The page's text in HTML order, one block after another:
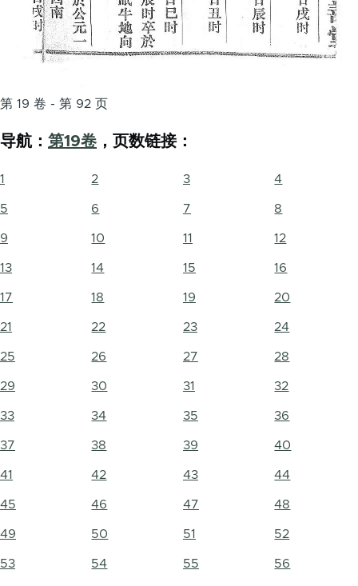
第 19 卷 - 第 92 页
导航： 第19卷 ，页数链接：
1 2 3 4
5 6 7 8
9 10 11 12
13 14 15 16
17 18 19 20
21 22 23 24
25 26 27 28
29 30 31 32
33 34 35 36
37 38 39 40
41 42 43 44
45 46 47 48
49 50 51 52
53 54 55 56